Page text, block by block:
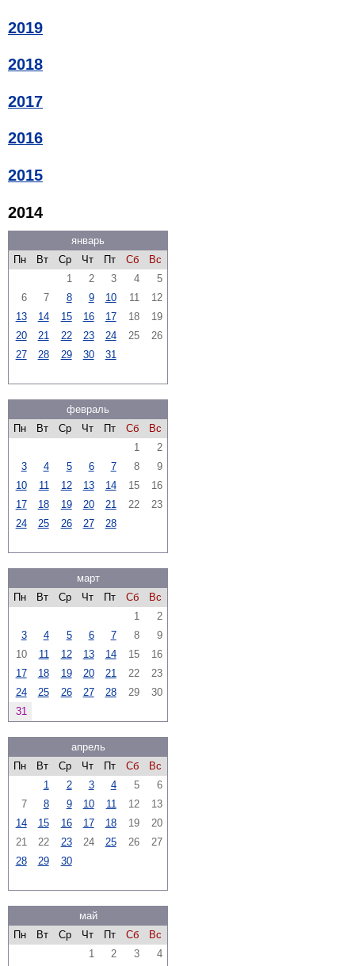
2019
2018
2017
2016
2015
2014
январь
Пн
Вт Ср Чт Пт Сб
Вс
1
2 3 4
5
6
7 8 9 10 11
12
13
14 15 16 17 18
19
20
21 22 23 24 25
26
27
28 29 30 31
февраль
Пн
Вт Ср Чт Пт Сб
Вс
1
2
3
4 5 6 7 8
9
10
11 12 13 14 15
16
17
18 19 20 21 22
23
24
25 26 27 28
март
Пн
Вт Ср Чт Пт Сб
Вс
1
2
3
4 5 6 7 8
9
10
11 12 13 14 15
16
17
18 19 20 21 22
23
24
25 26 27 28 29
30
31
апрель
Пн
Вт Ср Чт Пт Сб
Вс
1
2 3 4 5
6
7
8 9 10 11 12
13
14
15 16 17 18 19
20
21
22 23 24 25 26
27
28
29 30
май
Пн
Вт Ср Чт Пт Сб
Вс
1
2 3
4